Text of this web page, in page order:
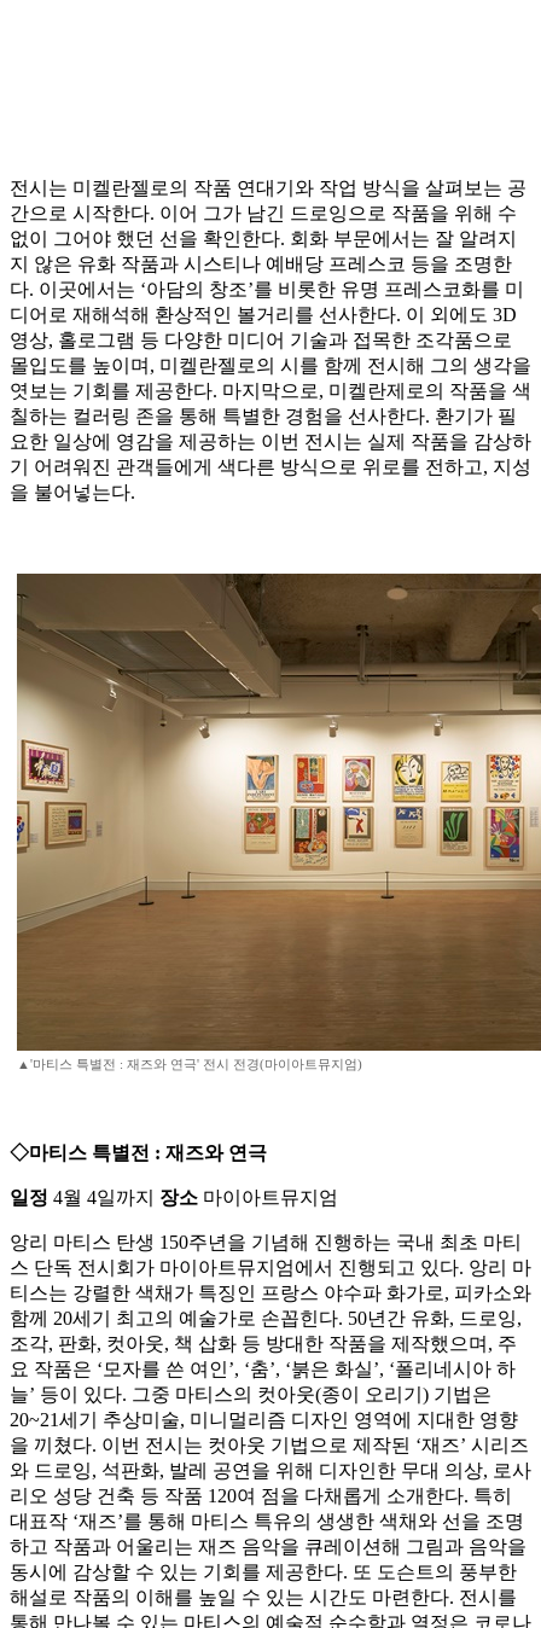
전시는 미켈란젤로의 작품 연대기와 작업 방식을 살펴보는 공
간으로 시작한다. 이어 그가 남긴 드로잉으로 작품을 위해 수
없이 그어야 했던 선을 확인한다. 회화 부문에서는 잘 알려지
지 않은 유화 작품과 시스티나 예배당 프레스코 등을 조명한
다. 이곳에서는 ‘아담의 창조’를 비롯한 유명 프레스코화를 미
디어로 재해석해 환상적인 볼거리를 선사한다. 이 외에도 3D
영상, 홀로그램 등 다양한 미디어 기술과 접목한 조각품으로
몰입도를 높이며, 미켈란젤로의 시를 함께 전시해 그의 생각을
엿보는 기회를 제공한다. 마지막으로, 미켈란제로의 작품을 색
칠하는 컬러링 존을 통해 특별한 경험을 선사한다. 환기가 필
요한 일상에 영감을 제공하는 이번 전시는 실제 작품을 감상하
기 어려워진 관객들에게 색다른 방식으로 위로를 전하고, 지성
을 불어넣는다.
▲'마티스 특별전 : 재즈와 연극' 전시 전경(마이아트뮤지엄)
◇마티스 특별전 : 재즈와 연극
일정 4월 4일까지 장소 마이아트뮤지엄
앙리 마티스 탄생 150주년을 기념해 진행하는 국내 최초 마티
스 단독 전시회가 마이아트뮤지엄에서 진행되고 있다. 앙리 마
티스는 강렬한 색채가 특징인 프랑스 야수파 화가로, 피카소와
함께 20세기 최고의 예술가로 손꼽힌다. 50년간 유화, 드로잉,
조각, 판화, 컷아웃, 책 삽화 등 방대한 작품을 제작했으며, 주
요 작품은 ‘모자를 쓴 여인’, ‘춤’, ‘붉은 화실’, ‘폴리네시아 하
늘’ 등이 있다. 그중 마티스의 컷아웃(종이 오리기) 기법은
20~21세기 추상미술, 미니멀리즘 디자인 영역에 지대한 영향
을 끼쳤다. 이번 전시는 컷아웃 기법으로 제작된 ‘재즈’ 시리즈
와 드로잉, 석판화, 발레 공연을 위해 디자인한 무대 의상, 로사
리오 성당 건축 등 작품 120여 점을 다채롭게 소개한다. 특히
대표작 ‘재즈’를 통해 마티스 특유의 생생한 색채와 선을 조명
하고 작품과 어울리는 재즈 음악을 큐레이션해 그림과 음악을
동시에 감상할 수 있는 기회를 제공한다. 또 도슨트의 풍부한
해설로 작품의 이해를 높일 수 있는 시간도 마련한다. 전시를
통해 만나볼 수 있는 마티스의 예술적 순수함과 열정은 코로나